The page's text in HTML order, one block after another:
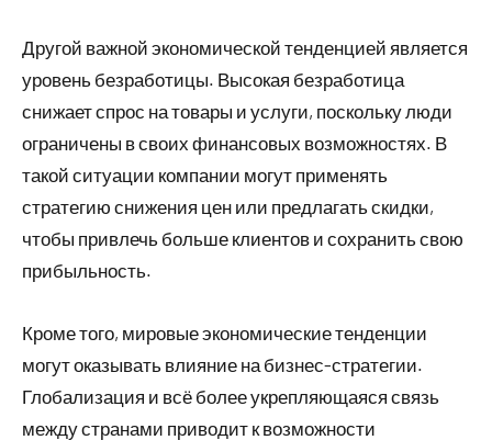
Другой важной экономической тенденцией является
уровень безработицы. Высокая безработица
снижает спрос на товары и услуги, поскольку люди
ограничены в своих финансовых возможностях. В
такой ситуации компании могут применять
стратегию снижения цен или предлагать скидки,
чтобы привлечь больше клиентов и сохранить свою
прибыльность.
Кроме того, мировые экономические тенденции
могут оказывать влияние на бизнес-стратегии.
Глобализация и всё более укрепляющаяся связь
между странами приводит к возможности